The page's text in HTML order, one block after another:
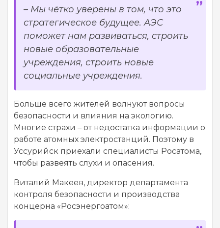
– Мы чётко уверены в том, что это
стратегическое будущее. АЭС
поможет нам развиваться, строить
новые образовательные
учреждения, строить новые
социальные учреждения.
Больше всего жителей волнуют вопросы
безопасности и влияния на экологию.
Многие страхи – от недостатка информации о
работе атомных электростанций. Поэтому в
Уссурийск приехали специалисты Росатома,
чтобы развеять слухи и опасения.
Виталий Макеев, директор департамента
контроля безопасности и производства
концерна «Росэнергоатом»: